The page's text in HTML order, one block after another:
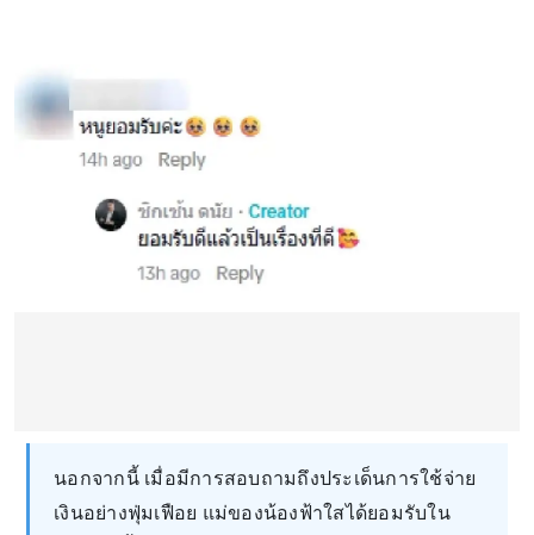
นอกจากนี้ เมื่อมีการสอบถามถึงประเด็นการใช้จ่าย
เงินอย่างฟุ่มเฟือย แม่ของน้องฟ้าใสได้ยอมรับใน